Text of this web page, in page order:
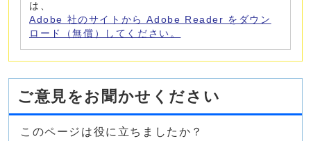
は、
Adobe 社のサイトから Adobe Reader をダウン
ロード（無償）してください。
ご意見をお聞かせください
このページは役に立ちましたか？